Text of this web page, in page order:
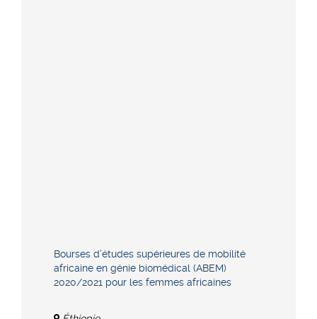
Bourses d’études supérieures de mobilité
africaine en génie biomédical (ABEM)
2020/2021 pour les femmes africaines